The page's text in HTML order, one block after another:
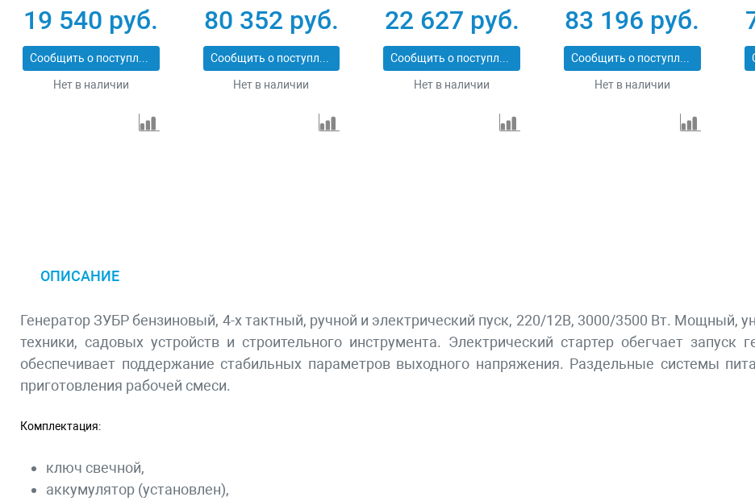
четырехтактный 15
л ручной стартер
Сибртех 94544
19 540 руб.
Сообщить о поступлении
Нет в наличии
переключение
режима 230 В/400 В
25 л электростартер
Denzel 946944
80 352 руб.
Сообщить о поступлении
Нет в наличии
230В 4-х тактный 15
л электростартер
Сибртех 94538
22 627 руб.
Сообщить о поступлении
Нет в наличии
коннектор
автоматики
электростартер
Denzel 946934
83 196 руб.
Сообщить о поступлении
Нет в наличии
ОПИСАНИЕ
Генератор ЗУБР бензиновый, 4-х тактный, ручной и электрический пуск, 220/12В, 3000/3500 Вт. Мощный,
техники, садовых устройств и строительного инструмента. Электрический стартер обегчает
обеспечивает поддержание стабильных параметров выходного напряжения. Раздельные системы
приготовления рабочей смеси.
Комплектация:
ключ свечной,
аккумулятор (установлен),